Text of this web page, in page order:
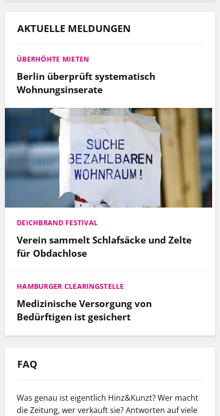
AKTUELLE MELDUNGEN
ÜBERHÖHTE MIETEN
Berlin überprüft systematisch
Wohnungsinserate
DEICHBRAND FESTIVAL
Verein sammelt Schlafsäcke und Zelte
für Obdachlose
HAMBURGER CLEARINGSTELLE
Medizinische Versorgung von
Bedürftigen ist gesichert
FAQ
Was genau ist eigentlich Hinz&Kunzt? Wer macht
die Zeitung, wer verkauft sie? Antworten auf viele